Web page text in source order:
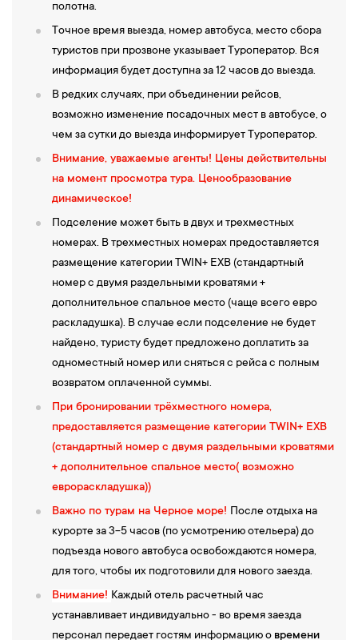
полотна.
Точное время выезда, номер автобуса, место сбора
туристов при прозвоне указывает Туроператор. Вся
информация будет доступна за 12 часов до выезда.
В редких случаях, при объединении рейсов,
возможно изменение посадочных мест в автобусе, о
чем за сутки до выезда информирует Туроператор.
Внимание, уважаемые агенты! Цены действительны
на момент просмотра тура. Ценообразование
динамическое!
Подселение может быть в двух и трехместных
номерах. В трехместных номерах предоставляется
размещение категории TWIN+ EXB (стандартный
номер с двумя раздельными кроватями +
дополнительное спальное место (чаще всего евро
раскладушка). В случае если подселение не будет
найдено, туристу будет предложено доплатить за
одноместный номер или сняться с рейса с полным
возвратом оплаченной суммы.
При бронировании трёхместного номера,
предоставляется размещение категории TWIN+ EXB
(стандартный номер с двумя раздельными кроватями
+ дополнительное спальное место( возможно
еврораскладушка))
Важно по турам на Черное море! После отдыха на
курорте за 3-5 часов (по усмотрению отельера) до
подъезда нового автобуса освобождаются номера,
для того, чтобы их подготовили для нового заезда.
Внимание! Каждый отель расчетный час
устанавливает индивидуально - во время заезда
персонал передает гостям информацию о времени